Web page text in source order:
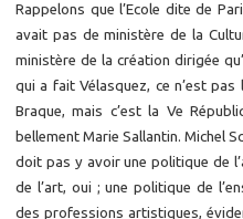
Rappelons que l’Ecole dite de
avait pas de ministère de la
ministère de la création dirigée
qui a fait Vélasquez, ce n’est
Braque, mais c’est la Ve
bellement Marie Sallantin. Michel
doit pas y avoir une politique de
de l’art, oui ; une politique de
des professions artistiques,